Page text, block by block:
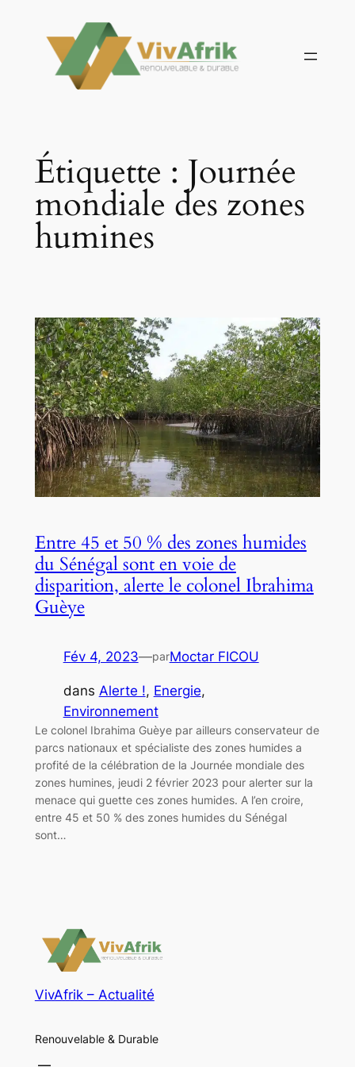
contenu
Étiquette : Journée
mondiale des zones
humines
Entre 45 et 50 % des zones humides
du Sénégal sont en voie de
disparition, alerte le colonel Ibrahima
Guèye
Fév 4, 2023—parMoctar FICOU
dans Alerte !, Energie
Environnement
Le colonel Ibrahima Guèye par ailleurs conservateur de
parcs nationaux et spécialiste des zones humides a
profité de la célébration de la Journée mondiale des
zones humines, jeudi 2 février 2023 pour alerter sur la
menace qui guette ces zones humides. A l’en croire,
entre 45 et 50 % des zones humides du Sénégal
sont…
VivAfrik – Actualité
Renouvelable & Durable